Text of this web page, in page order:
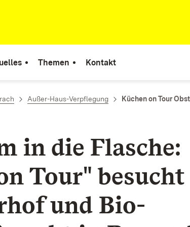
Themen Kontakt
Außer-Haus-Verpflegung Küchen on Tour Obst
in die Flasche:
Tour" besucht
und Bio-